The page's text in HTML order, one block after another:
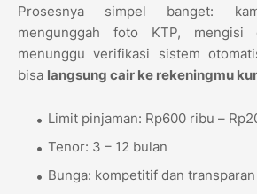
Prosesnya simpel banget:
mengunggah foto KTP, mengisi
menunggu verifikasi sistem
bisa langsung cair ke rekeningmu
Limit pinjaman: Rp600 ribu –
Tenor: 3 – 12 bulan
Bunga: kompetitif dan transparan